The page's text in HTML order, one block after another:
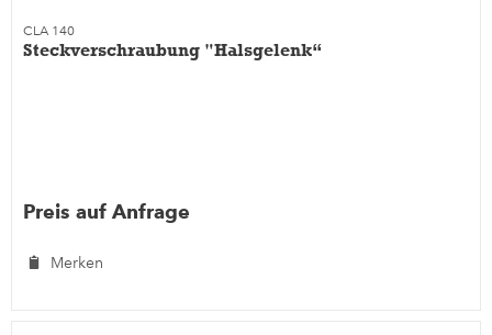
CLA 140
Steckverschraubung "Halsgelenk“
Preis auf Anfrage
Merken